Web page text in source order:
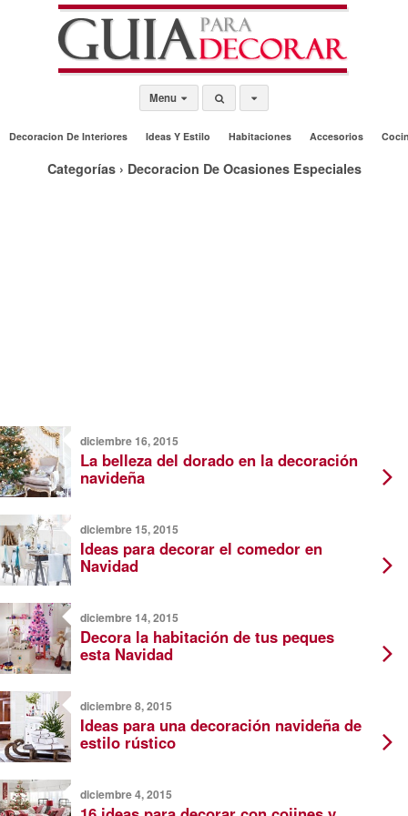
Menu
Decoracion De Interiores Ideas Y Estilo Habitaciones Accesorios
Categorías › Decoracion De Ocasiones Especiales
diciembre 16, 2015
La belleza del dorado en la decoración
navideña
diciembre 15, 2015
Ideas para decorar el comedor en
Navidad
diciembre 14, 2015
Decora la habitación de tus peques
esta Navidad
diciembre 8, 2015
Ideas para una decoración navideña de
estilo rústico
diciembre 4, 2015